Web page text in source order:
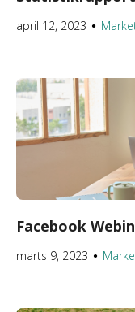
april 12, 2023 ●
Facebook
marts 9, 2023 ●